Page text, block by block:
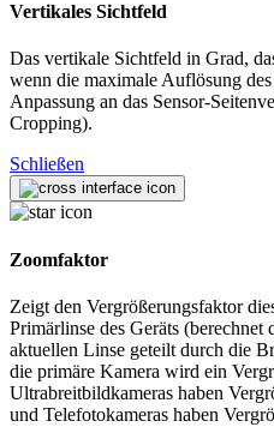
Vertikales Sichtfeld
Das vertikale Sichtfeld in Grad,
wenn die maximale Auflösung
Anpassung an das Sensor-
Cropping).
Schließen
Zoomfaktor
Zeigt den Vergrößerungsfaktor
Primärlinse des Geräts
aktuellen Linse geteilt durch die
die primäre Kamera wird ein
Ultrabreitbildkameras haben
und Telefotokameras haben